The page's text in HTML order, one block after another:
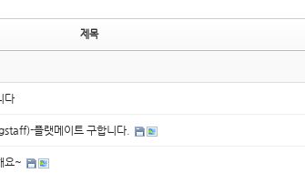
제목
다
플랫메이트 구합니다.
요~